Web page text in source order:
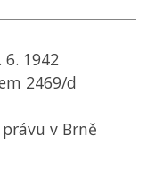
6. 1942
2469/d
v Brně